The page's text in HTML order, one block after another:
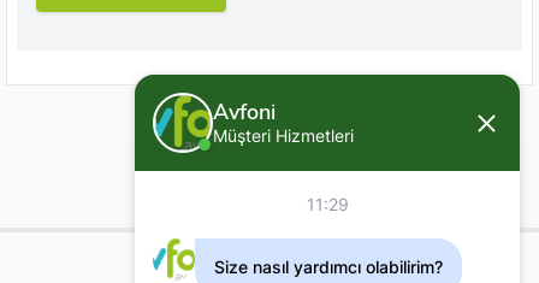
Avfoni
Müşteri Hizmetleri
11:29
Size nasıl yardımcı olabilirim?